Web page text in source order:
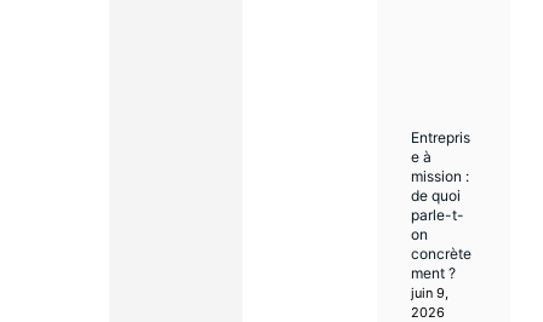
Entrepris
e à
mission :
de quoi
parle-t-
on
concrète
ment ?
juin 9,
2026